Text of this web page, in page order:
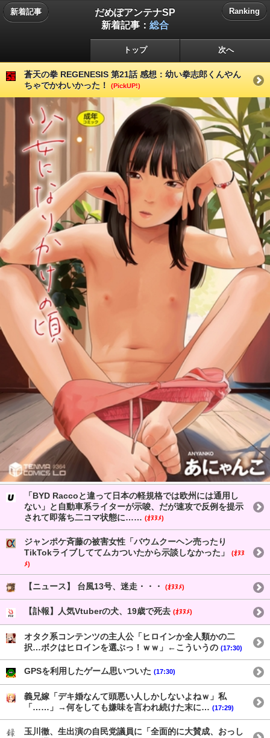
新着記事
だめぽアンテナSP
新着記事： 総合
Ranking
トップ 次へ
蒼天の拳 REGENESIS 第21話 感想：幼い拳志郎くんやん
ちゃでかわいかった！
(PickUP!)
「BYD Raccoと違って日本の軽規格では欧州には通用し
ない」と自動車系ライターが示唆、だが速攻で反例を提示
されて即落ち二コマ状態に…… (ｵﾇﾇﾒ)
ジャンポケ斉藤の被害女性「バウムクーヘン売ったり
TikTokライブしててムカついたから示談しなかった」
(ｵﾇﾇ
ﾒ)
【ニュース】 台風13号、迷走・・・ (ｵﾇﾇﾒ)
【訃報】人気Vtuberの犬、19歳で死去 (ｵﾇﾇﾒ)
オタク系コンテンツの主人公「ヒロインか全人類かの二
択…ボクはヒロインを選ぶっ！ｗｗ」←こういうの (17:30)
GPSを利用したゲーム思いついた (17:30)
義兄嫁「デキ婚なんて頭悪い人しかしないよねｗ」私
「……」→何をしても嫌味を言われ続けた末に… (17:29)
玉川徹、生出演の自民党議員に「全面的に大賛成、おっし